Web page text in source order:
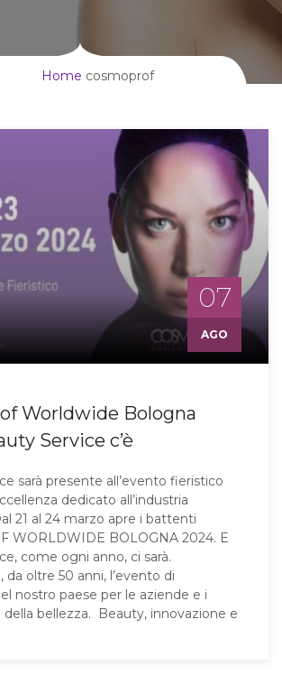
Home cosmoprof
07
AGO
Worldwide Bologna
Service c’è
sarà presente all’evento fieristico
dedicato all’industria
21 al 24 marzo apre i battenti
WORLDWIDE BOLOGNA 2024. E
come ogni anno, ci sarà.
da oltre 50 anni, l’evento di
nostro paese per le aziende e i
della bellezza. Beauty, innovazione e